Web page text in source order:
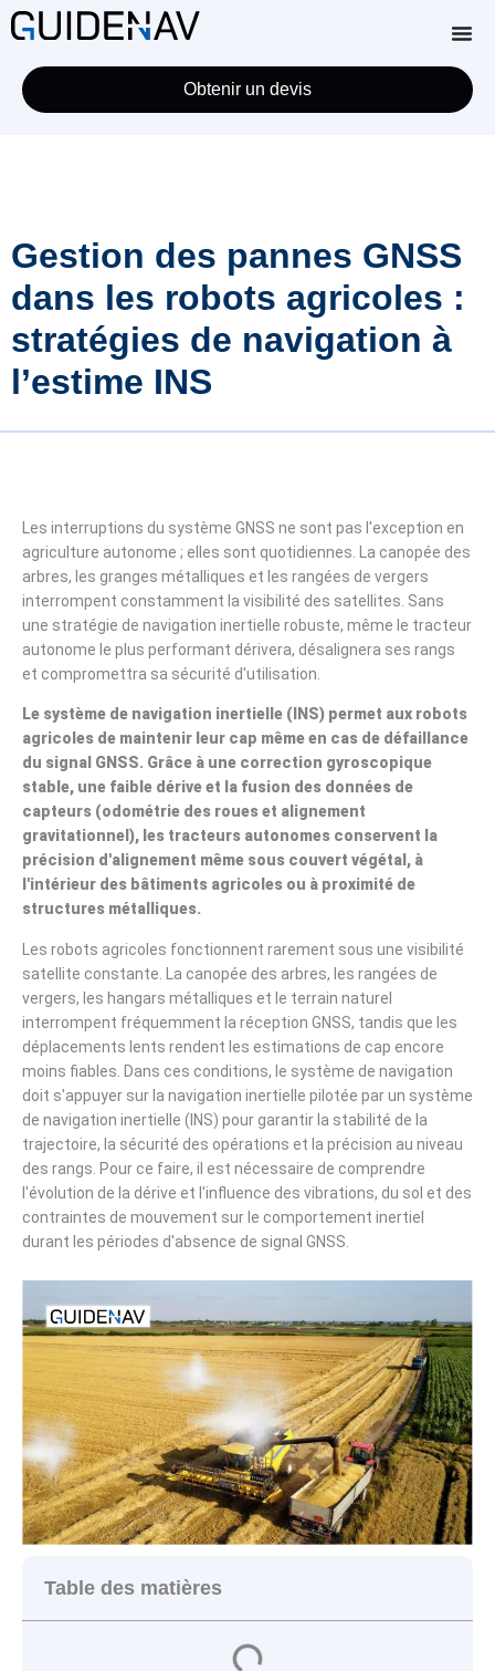
Obtenir un devis
Gestion des pannes GNSS
dans les robots agricoles :
stratégies de navigation à
l’estime INS
Les interruptions du système GNSS ne sont pas l'exception en
agriculture autonome ; elles sont quotidiennes. La canopée des
arbres, les granges métalliques et les rangées de vergers
interrompent constamment la visibilité des satellites. Sans
une stratégie de navigation inertielle robuste, même le tracteur
autonome le plus performant dérivera, désalignera ses rangs
et compromettra sa sécurité d'utilisation.
Le système de navigation inertielle (INS) permet aux robots
agricoles de maintenir leur cap même en cas de défaillance
du signal GNSS. Grâce à une correction gyroscopique
stable, une faible dérive et la fusion des données de
capteurs (odométrie des roues et alignement
gravitationnel), les tracteurs autonomes conservent la
précision d'alignement même sous couvert végétal, à
l'intérieur des bâtiments agricoles ou à proximité de
structures métalliques.
Les robots agricoles fonctionnent rarement sous une visibilité
satellite constante. La canopée des arbres, les rangées de
vergers, les hangars métalliques et le terrain naturel
interrompent fréquemment la réception GNSS, tandis que les
déplacements lents rendent les estimations de cap encore
moins fiables. Dans ces conditions, le système de navigation
doit s'appuyer sur la navigation inertielle pilotée par un système
de navigation inertielle (INS) pour garantir la stabilité de la
trajectoire, la sécurité des opérations et la précision au niveau
des rangs. Pour ce faire, il est nécessaire de comprendre
l'évolution de la dérive et l'influence des vibrations, du sol et des
contraintes de mouvement sur le comportement inertiel
durant les périodes d'absence de signal GNSS.
Table des matières